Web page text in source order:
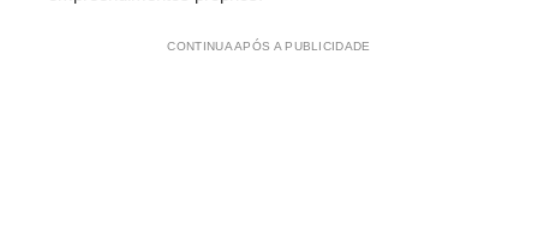
CONTINUA APÓS A PUBLICIDADE